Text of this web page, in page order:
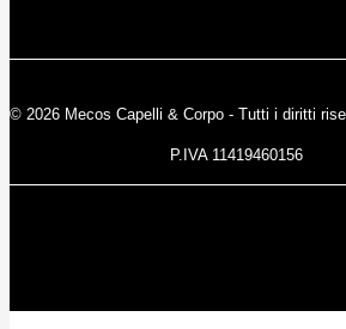
© 2026 Mecos Capelli & Corpo - Tutti i diritti
P.IVA 11419460156